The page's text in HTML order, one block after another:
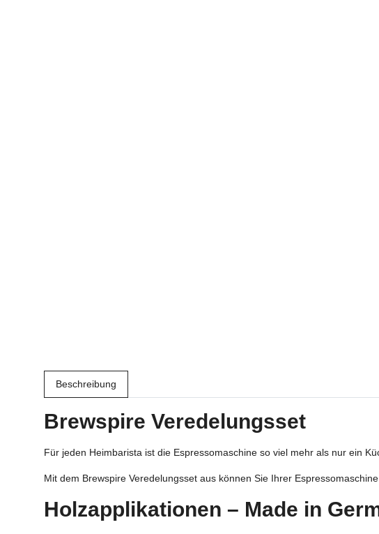
Beschreibung
Brewspire Veredelungsset
Für jeden Heimbarista ist die Espressomaschine so viel mehr als nur ein
Mit dem Brewspire Veredelungsset aus können Sie Ihrer
Holzapplikationen – Made in